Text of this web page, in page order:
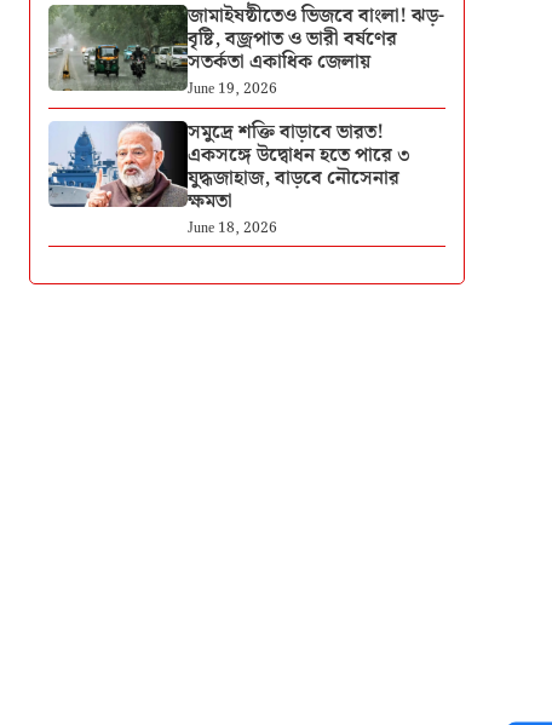
জামাইষষ্ঠীতেও ভিজবে বাংলা! ঝড়-
বৃষ্টি, বজ্রপাত ও ভারী বর্ষণের
সতর্কতা একাধিক জেলায়
June 19, 2026
সমুদ্রে শক্তি বাড়াবে ভারত!
একসঙ্গে উদ্বোধন হতে পারে ৩
যুদ্ধজাহাজ, বাড়বে নৌসেনার
ক্ষমতা
June 18, 2026